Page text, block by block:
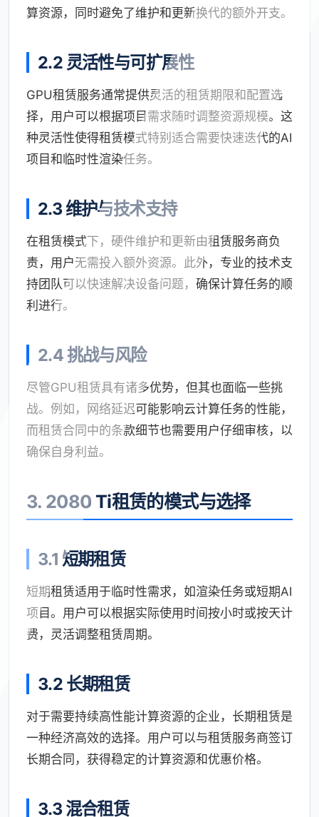
算资源，同时避免了维护和更新换代的额外开支。
2.2 灵活性与可扩展性
GPU租赁服务通常提供灵活的租赁期限和配置选
择，用户可以根据项目需求随时调整资源规模。这
种灵活性使得租赁模式特别适合需要快速迭代的AI
项目和临时性渲染任务。
2.3 维护与技术支持
在租赁模式下，硬件维护和更新由租赁服务商负
责，用户无需投入额外资源。此外，专业的技术支
持团队可以快速解决设备问题，确保计算任务的顺
利进行。
2.4 挑战与风险
尽管GPU租赁具有诸多优势，但其也面临一些挑
战。例如，网络延迟可能影响云计算任务的性能，
而租赁合同中的条款细节也需要用户仔细审核，以
确保自身利益。
3. 2080 Ti租赁的模式与选择
3.1 短期租赁
短期租赁适用于临时性需求，如渲染任务或短期AI
项目。用户可以根据实际使用时间按小时或按天计
费，灵活调整租赁周期。
3.2 长期租赁
对于需要持续高性能计算资源的企业，长期租赁是
一种经济高效的选择。用户可以与租赁服务商签订
长期合同，获得稳定的计算资源和优惠价格。
3.3 混合租赁